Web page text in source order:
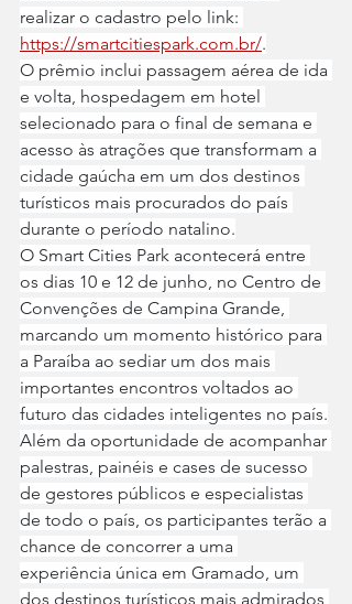
realizar o cadastro pelo link:
https://smartcitiespark.com.br/.
O prêmio inclui passagem aérea de ida
e volta, hospedagem em hotel
selecionado para o final de semana e
acesso às atrações que transformam a
cidade gaúcha em um dos destinos
turísticos mais procurados do país
durante o período natalino.
O Smart Cities Park acontecerá entre
os dias 10 e 12 de junho, no Centro de
Convenções de Campina Grande,
marcando um momento histórico para
a Paraíba ao sediar um dos mais
importantes encontros voltados ao
futuro das cidades inteligentes no país.
Além da oportunidade de acompanhar
palestras, painéis e cases de sucesso
de gestores públicos e especialistas
de todo o país, os participantes terão a
chance de concorrer a uma
experiência única em Gramado, um
dos destinos turísticos mais admirados